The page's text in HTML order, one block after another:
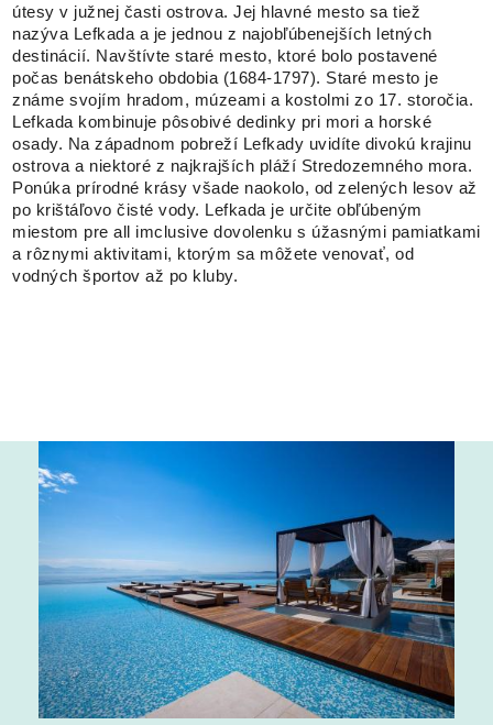
útesy v južnej časti ostrova. Jej hlavné mesto sa tiež
nazýva Lefkada a je jednou z najobľúbenejších letných
destinácií. Navštívte staré mesto, ktoré bolo postavené
počas benátskeho obdobia (1684-1797). Staré mesto je
známe svojím hradom, múzeami a kostolmi zo 17. storočia.
Lefkada kombinuje pôsobivé dedinky pri mori a horské
osady. Na západnom pobreží Lefkady uvidíte divokú krajinu
ostrova a niektoré z najkrajších pláží Stredozemného mora.
Ponúka prírodné krásy všade naokolo, od zelených lesov až
po krištáľovo čisté vody. Lefkada je určite obľúbeným
miestom pre all imclusive dovolenku s úžasnými pamiatkami
a rôznymi aktivitami, ktorým sa môžete venovať, od
vodných športov až po kluby.